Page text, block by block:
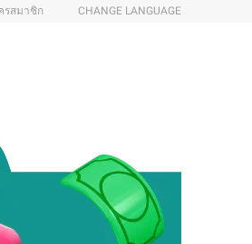
รสมาชิก CHANGE LANGUAGE